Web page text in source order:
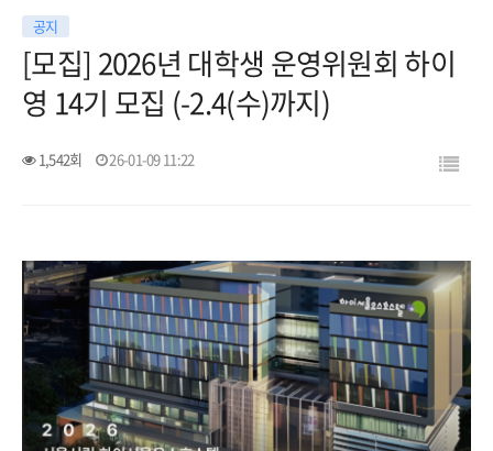
About
객실
청소년 프로그램
서울여행
게시판
이벤트
아트월갤러리
서울가이드신청
FAQ
공지
[모집] 2026년 대학생 운영위원회 하이
영 14기 모집 (-2.4(수)까지)
1,542회 26-01-09 11:22